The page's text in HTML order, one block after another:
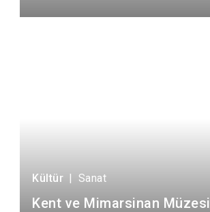
Kültür | Sanat
Kent ve Mimarsinan Müzesi